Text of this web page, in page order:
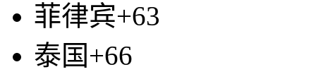
菲律宾+63
泰国+66